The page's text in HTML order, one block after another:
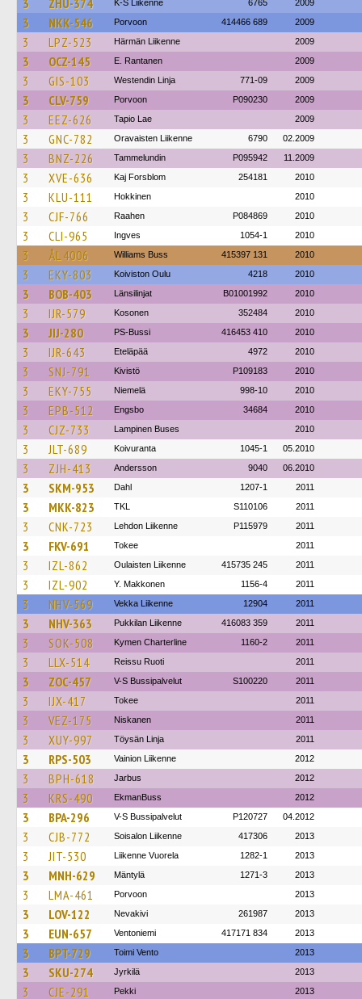
3 ZHU-374 K-S Liikenne 6765 2009
3 NKK-546 Porvoon 414466 689 2009
3 LPZ-523 Härmän Liikenne 2009
3 OCZ-145 E. Rantanen 2009
3 GIS-103 Westendin Linja 771-09 2009
3 CLV-759 Porvoon P090230 2009
3 EEZ-626 Tapio Lae 2009
3 GNC-782 Oravaisten Liikenne 6790 02.2009
3 BNZ-226 Tammelundin P095942 11.2009
3 XVE-636 Kaj Forsblom 254181 2010
3 KLU-111 Hokkinen 2010
3 CJF-766 Raahen P084869 2010
3 CLI-965 Ingves 1054-1 2010
3 ÅL 4006 Williams Buss 415397 131 2010
3 EKY-803 Koiviston Oulu 4218 2010
3 BOB-403 Länsilinjat B01001992 2010
3 IJR-579 Kosonen 352484 2010
3 JIJ-280 PS-Bussi 416453 410 2010
3 IJR-643 Eteläpää 4972 2010
3 SNJ-791 Kivistö P109183 2010
3 EKY-755 Niemelä 998-10 2010
3 EPB-512 Engsbo 34684 2010
3 CJZ-733 Lampinen Buses 2010
3 JLT-689 Koivuranta 1045-1 05.2010
3 ZJH-413 Andersson 9040 06.2010
3 SKM-953 Dahl 1207-1 2011
3 MKK-823 TKL S110106 2011
3 CNK-723 Lehdon Liikenne P115979 2011
3 FKV-691 Tokee 2011
3 IZL-862 Oulaisten Liikenne 415735 245 2011
3 IZL-902 Y. Makkonen 1156-4 2011
3 NHV-569 Vekka Liikenne 12904 2011
3 NHV-363 Pukkilan Liikenne 416083 359 2011
3 SOK-508 Kymen Charterline 1160-2 2011
3 LLX-514 Reissu Ruoti 2011
3 ZOC-457 V-S Bussipalvelut S100220 2011
3 IJX-417 Tokee 2011
3 VEZ-175 Niskanen 2011
3 XUY-997 Töysän Linja 2011
3 RPS-503 Vainion Liikenne 2012
3 BPH-618 Jarbus 2012
3 KRS-490 EkmanBuss 2012
3 BPA-296 V-S Bussipalvelut P120727 04.2012
3 CJB-772 Soisalon Liikenne 417306 2013
3 JIT-530 Liikenne Vuorela 1282-1 2013
3 MNH-629 Mäntylä 1271-3 2013
3 LMA-461 Porvoon 2013
3 LOV-122 Nevakivi 261987 2013
3 EUN-657 Ventoniemi 417171 834 2013
3 BPT-729 Toimi Vento 2013
3 SKU-274 Jyrkilä 2013
3 CJE-291 Pekki 2013